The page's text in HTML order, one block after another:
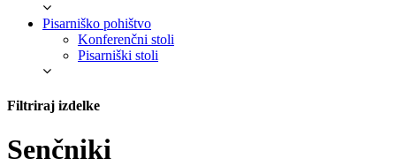
Pisarniško pohištvo
Konferenčni stoli
Pisarniški stoli
Filtriraj izdelke
Senčniki